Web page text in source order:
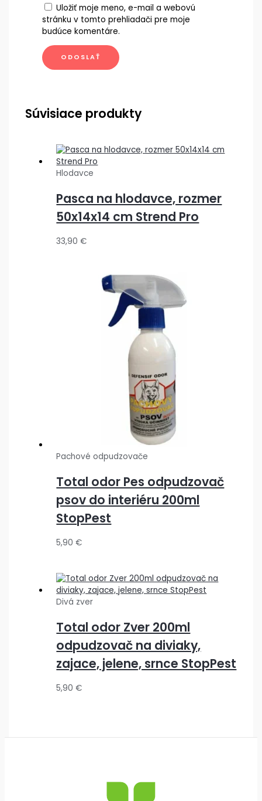
Uložiť moje meno, e-mail a webovú
stránku v tomto prehliadači pre moje
budúce komentáre.
Súvisiace produkty
Hlodavce
Pasca na hlodavce, rozmer
50x14x14 cm Strend Pro
33,90€
Pachové odpudzovače
Total odor Pes odpudzovač
psov do interiéru 200ml
StopPest
5,90€
Divá zver
Total odor Zver 200ml
odpudzovač na diviaky,
zajace, jelene, srnce StopPest
5,90€